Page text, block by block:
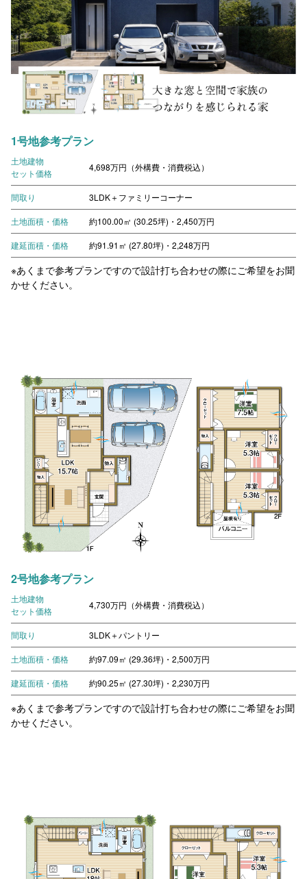
1号地参考プラン
土地建物
セット価格
4,698万円（外構費・消費税込）
間取り 3LDK＋ファミリーコーナー
土地面積・価格 約100.00㎡ (30.25坪)・2,450万円
建延面積・価格 約91.91㎡ (27.80坪)・2,248万円
※あくまで参考プランですので設計打ち合わせの際にご希望をお聞
かせください。
2号地参考プラン
土地建物
セット価格
4,730万円（外構費・消費税込）
間取り 3LDK＋パントリー
土地面積・価格 約97.09㎡ (29.36坪)・2,500万円
建延面積・価格 約90.25㎡ (27.30坪)・2,230万円
※あくまで参考プランですので設計打ち合わせの際にご希望をお聞
かせください。